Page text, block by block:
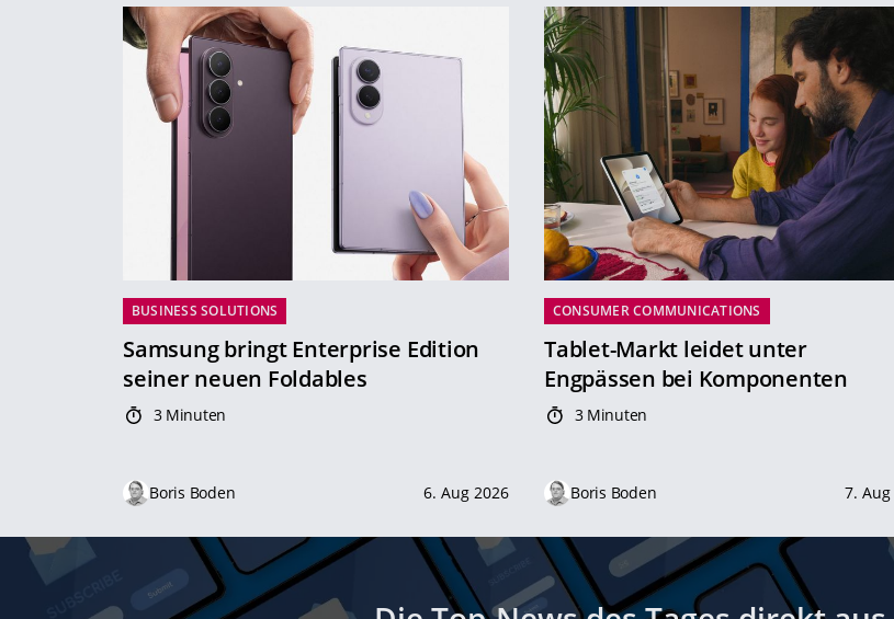
BUSINESS SOLUTIONS
Samsung bringt Enterprise Edition
seiner neuen Foldables
3 Minuten
Boris Boden 6. Aug 2026
CONSUMER COMMUNICATIONS
Tablet-Markt leidet unter
Engpässen bei Komponenten
3 Minuten
Boris Boden 7.